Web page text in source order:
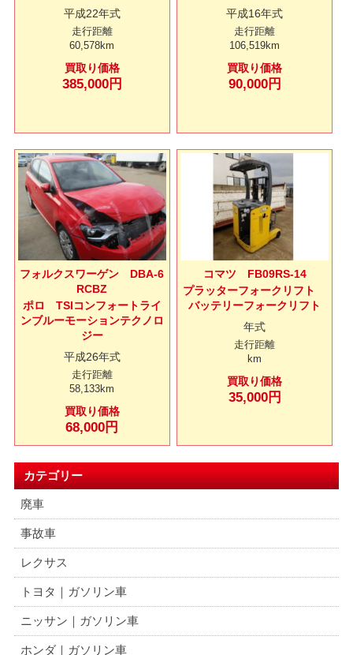
平成22年式
走行距離
60,578km
買取り価格
385,000円
平成16年式
走行距離
106,519km
買取り価格
90,000円
フォルクスワーゲン DBA-6
RCBZ
ポロ TSIコンフォートライ
ンブルーモーションテクノロ
ジー
平成26年式
走行距離
58,133km
買取り価格
68,000円
コマツ FB09RS-14
プラッターフォークリフト
バッテリーフォークリフト
年式
走行距離
km
買取り価格
35,000円
カテゴリー
廃車
事故車
レクサス
トヨタ｜ガソリン車
ニッサン｜ガソリン車
ホンダ｜ガソリン車